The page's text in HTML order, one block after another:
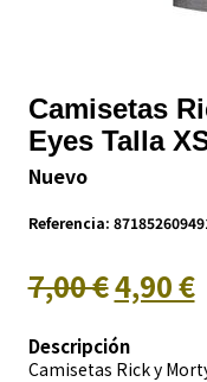
Camisetas
Eyes Talla
Nuevo
Referencia:
7,00 €4,90 €
Descripción
Camisetas Rick y